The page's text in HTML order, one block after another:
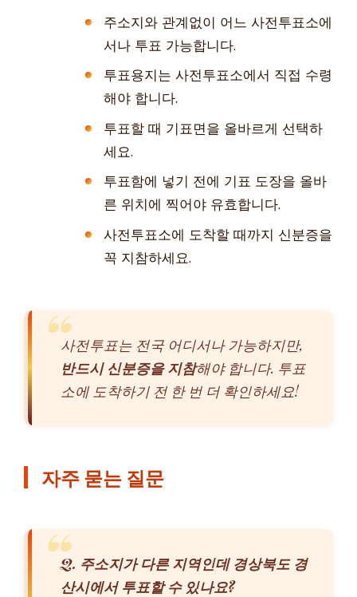
주소지와 관계없이 어느 사전투표소에
서나 투표 가능합니다.
투표용지는 사전투표소에서 직접 수령
해야 합니다.
투표할 때 기표면을 올바르게 선택하
세요.
투표함에 넣기 전에 기표 도장을 올바
른 위치에 찍어야 유효합니다.
사전투표소에 도착할 때까지 신분증을
꼭 지참하세요.
사전투표는 전국 어디서나 가능하지만,
반드시 신분증을 지참해야 합니다. 투표
소에 도착하기 전 한 번 더 확인하세요!
자주 묻는 질문
Q. 주소지가 다른 지역인데 경상북도 경
산시에서 투표할 수 있나요?